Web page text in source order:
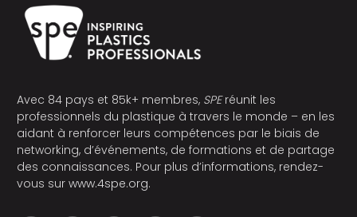
Avec 84 pays et 85k+ membres, SPEréunit les
professionnels du plastique à travers le monde – en les
aidant à renforcer leurs compétences par le biais de
networking, d’événements, de formations et de partage
des connaissances. Pour plus d’informations, rendez-
vous sur www.4spe.org.